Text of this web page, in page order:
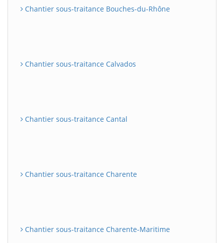
Chantier sous-traitance Bouches-du-Rhône
Chantier sous-traitance Calvados
Chantier sous-traitance Cantal
Chantier sous-traitance Charente
Chantier sous-traitance Charente-Maritime